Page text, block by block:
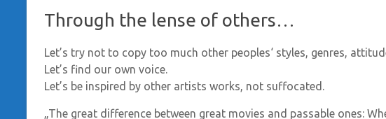
Through the lense of others…
Let’s try not to copy too much other peoples‘ styles, genres,
Let’s find our own voice.
Let’s be inspired by other artists works, not suffocated.
„The great difference between great movies and passable ones: